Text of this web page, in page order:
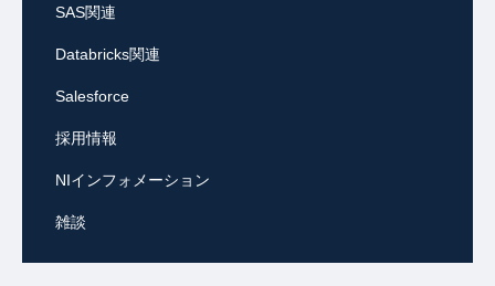
SAS関連
Databricks関連
Salesforce
採用情報
NIインフォメーション
雑談